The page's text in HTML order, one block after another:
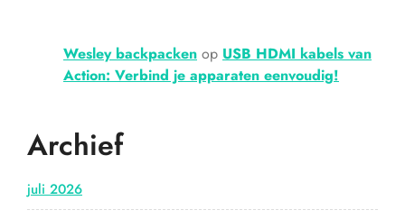
Wesley backpacken op USB HDMI kabels van
Action: Verbind je apparaten eenvoudig!
Archief
juli 2026